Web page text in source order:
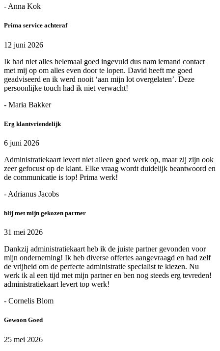
- Anna Kok
Prima service achteraf
12 juni 2026
Ik had niet alles helemaal goed ingevuld dus nam iemand contact
met mij op om alles even door te lopen. David heeft me goed
geadviseerd en ik werd nooit ‘aan mijn lot overgelaten’. Deze
persoonlijke touch had ik niet verwacht!
- Maria Bakker
Erg klantvriendelijk
6 juni 2026
Administratiekaart levert niet alleen goed werk op, maar zij zijn ook
zeer gefocust op de klant. Elke vraag wordt duidelijk beantwoord en
de communicatie is top! Prima werk!
- Adrianus Jacobs
blij met mijn gekozen partner
31 mei 2026
Dankzij administratiekaart heb ik de juiste partner gevonden voor
mijn onderneming! Ik heb diverse offertes aangevraagd en had zelf
de vrijheid om de perfecte administratie specialist te kiezen. Nu
werk ik al een tijd met mijn partner en ben nog steeds erg tevreden!
administratiekaart levert top werk!
- Cornelis Blom
Gewoon Goed
25 mei 2026